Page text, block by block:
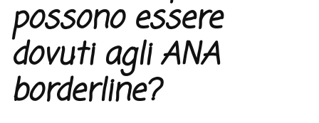
possono essere
dovuti agli ANA
borderline?